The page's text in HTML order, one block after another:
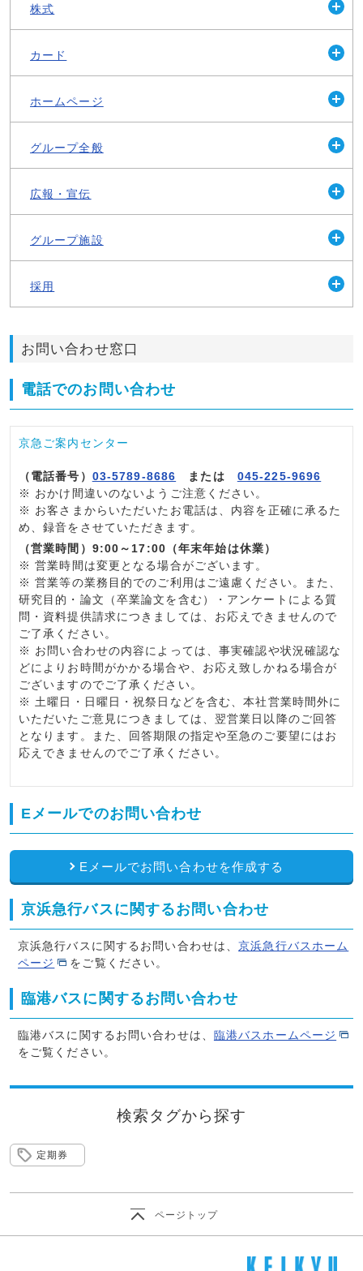
株式
カード
ホームページ
グループ全般
広報・宣伝
グループ施設
採用
お問い合わせ窓口
電話でのお問い合わせ
京急ご案内センター
（電話番号） 03-5789-8686 または 045-225-9696
※ おかけ間違いのないようご注意ください。
※ お客さまからいただいたお電話は、内容を正確に承るた
め、録音をさせていただきます。
（営業時間）9:00～17:00（年末年始は休業）
※ 営業時間は変更となる場合がございます。
※ 営業等の業務目的でのご利用はご遠慮ください。また、
研究目的・論文（卒業論文を含む）・アンケートによる質
問・資料提供請求につきましては、お応えできませんので
ご了承ください。
※ お問い合わせの内容によっては、事実確認や状況確認な
どによりお時間がかかる場合や、お応え致しかねる場合が
ございますのでご了承ください。
※ 土曜日・日曜日・祝祭日などを含む、本社営業時間外に
いただいたご意見につきましては、翌営業日以降のご回答
となります。また、回答期限の指定や至急のご要望にはお
応えできませんのでご了承ください。
Eメールでのお問い合わせ
Eメールでお問い合わせを作成する
京浜急行バスに関するお問い合わせ
京浜急行バスに関するお問い合わせは、京浜急行バスホーム
ページ
をご覧ください。
臨港バスに関するお問い合わせ
臨港バスに関するお問い合わせは、 臨港バスホームページ
をご覧ください。
検索タグから探す
定期券
ページトップ